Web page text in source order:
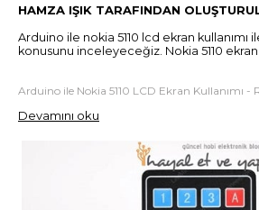
HAMZA IŞIK TARAFINDAN
Arduino ile nokia 5110 lcd ekran kullanımı
konusunu inceleyeceğiz. Nokia 5110 ekran
Arduino ile Nokia 5110 LCD Ekran Kullanımı -
Devamını oku